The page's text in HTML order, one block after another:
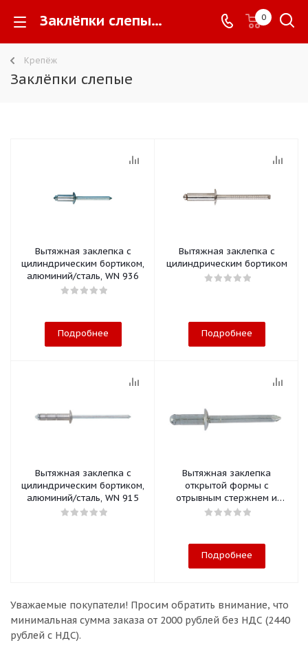
Заклёпки слепые - 0
Крепёж
Заклёпки слепые
Вытяжная заклепка с
цилиндрическим бортиком,
алюминий/сталь, WN 936
Подробнее
Вытяжная заклепка с
цилиндрическим бортиком
Подробнее
Вытяжная заклепка с
цилиндрическим бортиком,
алюминий/сталь, WN 915
Вытяжная заклепка
открытой формы с
отрывным стержнем и
плоской головкой
Подробнее
Уважаемые покупатели! Просим обратить внимание, что
минимальная сумма заказа от 2000 рублей без НДС (2440
рублей с НДС).